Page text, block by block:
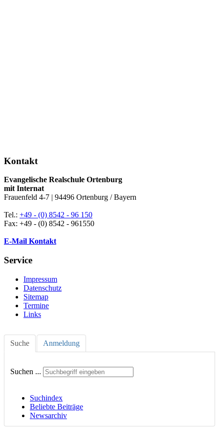
Kontakt
Evangelische Realschule Ortenburg
mit Internat
Frauenfeld 4-7 | 94496 Ortenburg / Bayern
Tel.: +49 - (0) 8542 - 96 150
Fax: +49 - (0) 8542 - 961550
E-Mail Kontakt
Service
Impressum
Datenschutz
Sitemap
Termine
Links
Suche Anmeldung
Suchen ...
Suchindex
Beliebte Beiträge
Newsarchiv